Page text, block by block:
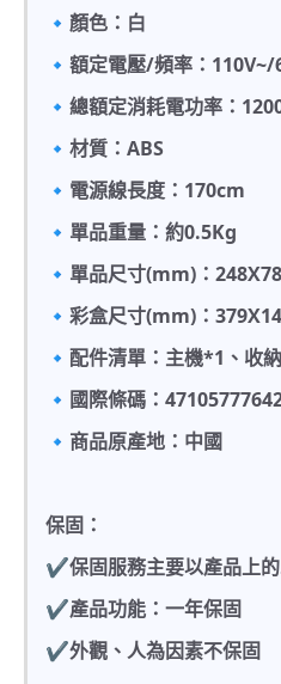
🔹顏色：白
🔹額定電壓/頻率：110V~/
🔹總額定消耗電功率：
🔹材質：ABS
🔹電源線長度：170cm
🔹單品重量：約0.5Kg
🔹單品尺寸(mm)：
🔹彩盒尺寸(mm)：
🔹配件清單：主機*1、收
🔹國際條碼：
🔹商品原產地：中國
保固：
✔保固服務主要以產品上
✔產品功能：一年保固
✔外觀、人為因素不保固